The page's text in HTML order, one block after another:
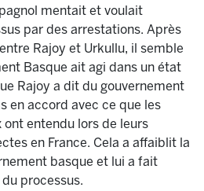
mentait et voulait
par des arrestations. Après
Rajoy et Urkullu, il semble
Basque ait agi dans un état
Rajoy a dit du gouvernement
en accord avec ce que les
ont entendu lors de leurs
en France. Cela a affaiblit la
basque et lui a fait
processus.